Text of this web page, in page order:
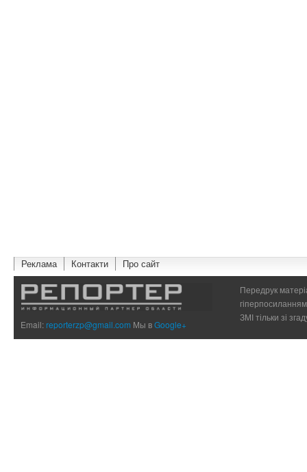
Реклама Контакти Про сайт
Email:reporterzp@gmail.com Мы вGoogle+
Передрук
ЗМІ тільки зі